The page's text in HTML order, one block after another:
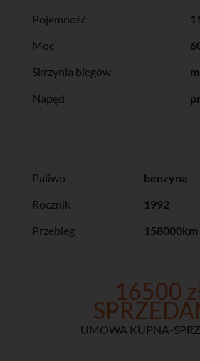
Pojemność
Moc
Skrzynia biegów
Napęd
Paliwo
benzyna
Rocznik
1992
Przebieg
158000km
16500
UMOWA KUPNA-